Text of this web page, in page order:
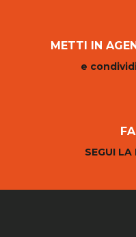
METTI IN
e
SEGUI